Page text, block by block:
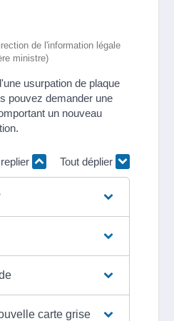
de l'information légale
ministre)
usurpation de plaque
pouvez demander une
un nouveau
Tout déplier
carte grise